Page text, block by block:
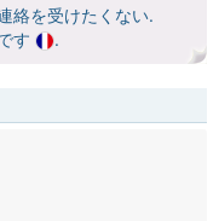
絡を受けたくない.
す
.